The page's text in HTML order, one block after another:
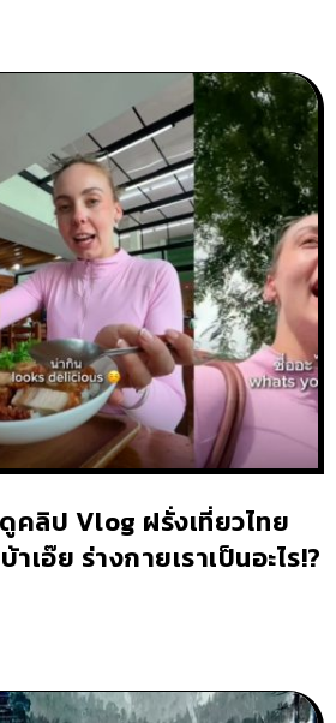
คลิป Vlog ฝรั่งเที่ยวไทย
เอ๊ย ร่างกายเราเป็นอะไร!?